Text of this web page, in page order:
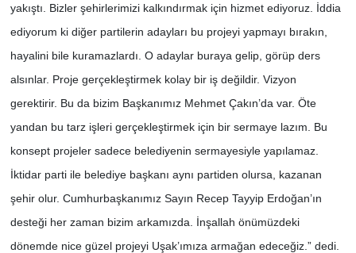
yakıştı. Bizler şehirlerimizi kalkındırmak için hizmet ediyoruz. İddia
ediyorum ki diğer partilerin adayları bu projeyi yapmayı bırakın,
hayalini bile kuramazlardı. O adaylar buraya gelip, görüp ders
alsınlar. Proje gerçekleştirmek kolay bir iş değildir. Vizyon
gerektirir. Bu da bizim Başkanımız Mehmet Çakın’da var. Öte
yandan bu tarz işleri gerçekleştirmek için bir sermaye lazım. Bu
konsept projeler sadece belediyenin sermayesiyle yapılamaz.
İktidar parti ile belediye başkanı aynı partiden olursa, kazanan
şehir olur. Cumhurbaşkanımız Sayın Recep Tayyip Erdoğan’ın
desteği her zaman bizim arkamızda. İnşallah önümüzdeki
dönemde nice güzel projeyi Uşak’ımıza armağan edeceğiz.” dedi.